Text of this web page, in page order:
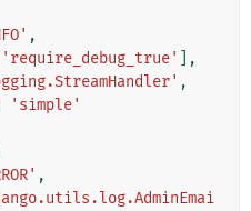
,
'require_debug_true'
],
,
'simple'
,